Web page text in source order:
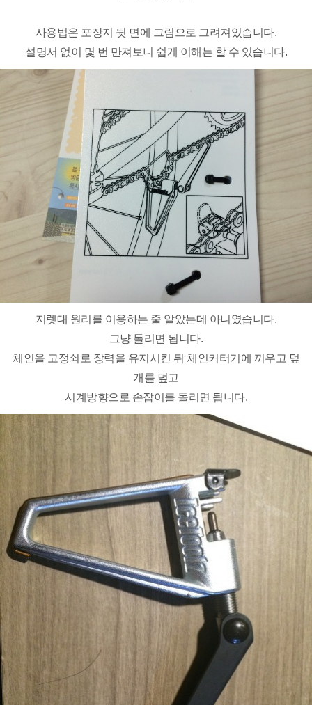
사용법은 포장지 뒷 면에 그림으로 그려져있습니다.
설명서 없이 몇 번 만져보니 쉽게 이해는 할 수 있습니다.
지렛대 원리를 이용하는 줄 알았는데 아니였습니다.
그냥 돌리면 됩니다.
체인을 고정쇠로 장력을 유지시킨 뒤 체인커터기에 끼우고 덮
개를 덮고
시계방향으로 손잡이를 돌리면 됩니다.